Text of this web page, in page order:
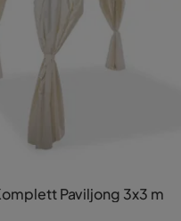
Paviljong 3x3 m